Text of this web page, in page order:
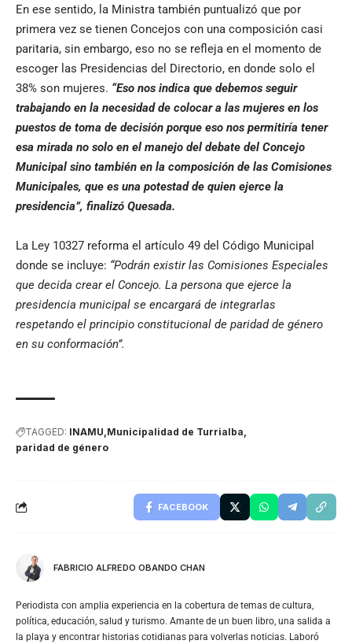
En ese sentido, la Ministra también puntualizó que por
primera vez se tienen Concejos con una composición casi
paritaria, sin embargo, eso no se refleja en el momento de
escoger las Presidencias del Directorio, en donde solo el
38% son mujeres. “Eso nos indica que debemos seguir
trabajando en la necesidad de colocar a las mujeres en los
puestos de toma de decisión porque eso nos permitiría tener
esa mirada no solo en el manejo del debate del Concejo
Municipal sino también en la composición de las Comisiones
Municipales, que es una potestad de quien ejerce la
presidencia”, finalizó Quesada.
La Ley 10327 reforma el artículo 49 del Código Municipal
donde se incluye: “Podrán existir las Comisiones Especiales
que decida crear el Concejo. La persona que ejerce la
presidencia municipal se encargará de integrarlas
respetando el principio constitucional de paridad de género
en su conformación”.
TAGGED: INAMU Municipalidad de Turrialba
paridad de género
FACEBOOK
FABRICIO ALFREDO OBANDO CHAN
Periodista con amplia experiencia en la cobertura de temas de cultura,
política, educación, salud y turismo. Amante de un buen libro, una salida a
la playa y encontrar historias cotidianas para volverlas noticias. Laboró